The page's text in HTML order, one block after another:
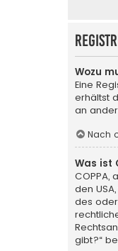
Wozu
Eine
erhältst
an
Nach
Was ist
COPPA,
den
des
gibt?“